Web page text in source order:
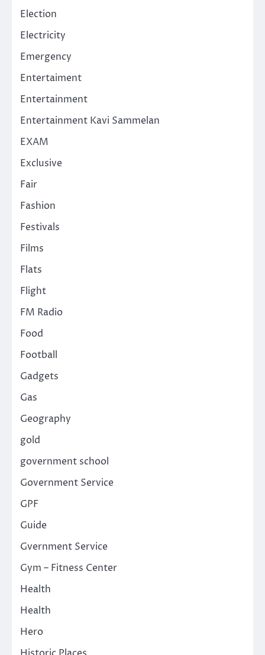
Election
Electricity
Emergency
Entertaiment
Entertainment
Entertainment Kavi Sammelan
EXAM
Exclusive
Fair
Fashion
Festivals
Films
Flats
Flight
FM Radio
Food
Football
Gadgets
Gas
Geography
gold
government school
Government Service
GPF
Guide
Gvernment Service
Gym – Fitness Center
Health
Health
Hero